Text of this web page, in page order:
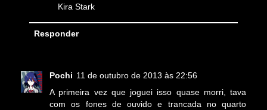
Kira Stark
Responder
Pochi 11 de outubro de 2013 às 22:56
A primeira vez que joguei isso quase morri, tava
com os fones de ouvido e trancada no quarto